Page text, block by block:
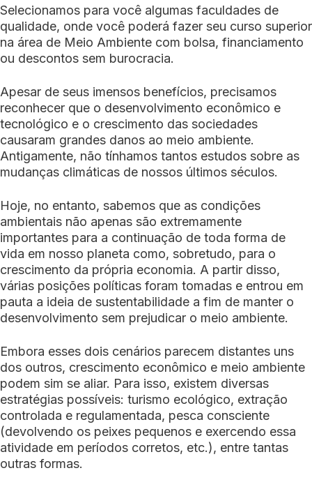
Selecionamos para você algumas faculdades de
qualidade, onde você poderá fazer seu curso superior
na área de Meio Ambiente com bolsa, financiamento
ou descontos sem burocracia.
Apesar de seus imensos benefícios, precisamos
reconhecer que o desenvolvimento econômico e
tecnológico e o crescimento das sociedades
causaram grandes danos ao meio ambiente.
Antigamente, não tínhamos tantos estudos sobre as
mudanças climáticas de nossos últimos séculos.
Hoje, no entanto, sabemos que as condições
ambientais não apenas são extremamente
importantes para a continuação de toda forma de
vida em nosso planeta como, sobretudo, para o
crescimento da própria economia. A partir disso,
várias posições políticas foram tomadas e entrou em
pauta a ideia de sustentabilidade a fim de manter o
desenvolvimento sem prejudicar o meio ambiente.
Embora esses dois cenários parecem distantes uns
dos outros, crescimento econômico e meio ambiente
podem sim se aliar. Para isso, existem diversas
estratégias possíveis: turismo ecológico, extração
controlada e regulamentada, pesca consciente
(devolvendo os peixes pequenos e exercendo essa
atividade em períodos corretos, etc.), entre tantas
outras formas.